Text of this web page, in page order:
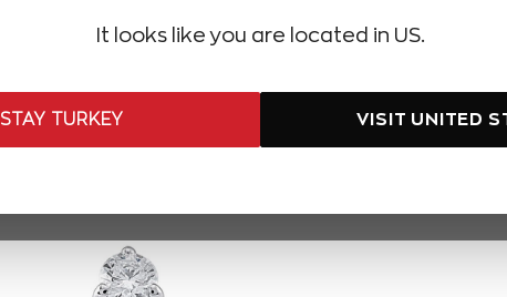
It looks like you are located in US.
STAY TURKEY VISIT UNITED